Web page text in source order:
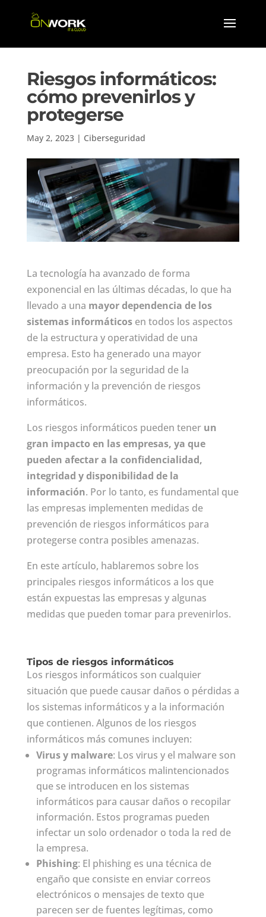
Riesgos informáticos:
cómo prevenirlos y
protegerse
May 2, 2023| Ciberseguridad
La tecnología ha avanzado de forma
exponencial en las últimas décadas, lo que ha
llevado a una mayor dependencia de los
sistemas informáticosen todos los aspectos
de la estructura y operatividad de una
empresa. Esto ha generado una mayor
preocupación por la seguridad de la
información y la prevención de riesgos
informáticos.
Los riesgos informáticos pueden tener un
gran impacto en las empresas, ya que
pueden afectar a la confidencialidad,
integridad y disponibilidad de la
información. Por lo tanto, es fundamental que
las empresas implementen medidas de
prevención de riesgos informáticos para
protegerse contra posibles amenazas.
En este artículo, hablaremos sobre los
principales riesgos informáticos a los que
están expuestas las empresas y algunas
medidas que pueden tomar para prevenirlos.
Tipos de riesgos informáticos
Los riesgos informáticos son cualquier
situación que puede causar daños o pérdidas a
los sistemas informáticos y a la información
que contienen. Algunos de los riesgos
informáticos más comunes incluyen:
Virus y malware: Los virus y el malware son
programas informáticos malintencionados
que se introducen en los sistemas
informáticos para causar daños o recopilar
información. Estos programas pueden
infectar un solo ordenador o toda la red de
la empresa.
Phishing: El phishing es una técnica de
engaño que consiste en enviar correos
electrónicos o mensajes de texto que
parecen ser de fuentes legítimas, como